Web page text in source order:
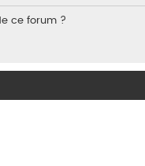
ce forum ?